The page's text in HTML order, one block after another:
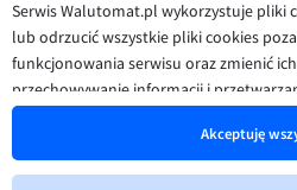
Serwis Walutomat.pl wykorzystuje pliki
lub odrzucić wszystkie pliki cookies
funkcjonowania serwisu oraz zmienić
przechowywanie informacji i
poprawę funkcjonalności strony oraz
spersonalizowanych treści i reklam.
Akceptuję
© Walutomat 2026 |
Polityka prywatności i cookies |